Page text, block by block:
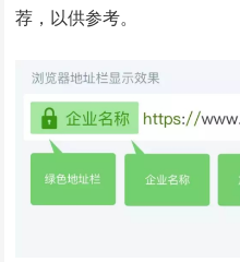
荐，以供参考。